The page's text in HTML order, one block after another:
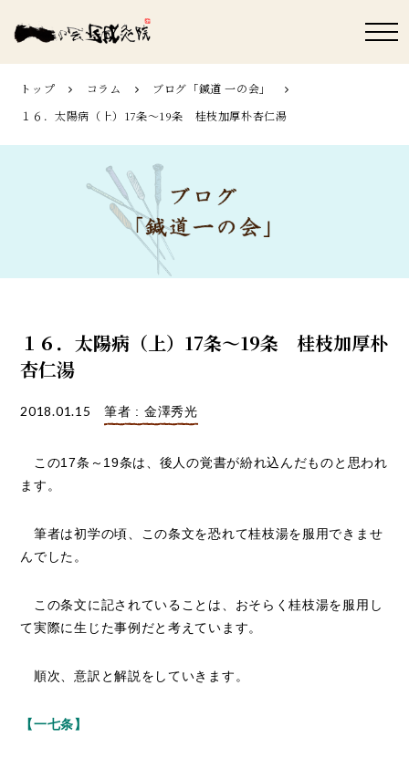
トップ コラム
ブログ「鍼道 ⼀の会」
１６．太陽病（上）17条～19条 桂枝加厚朴杏仁湯
１６．太陽病（上）17条～19条 桂枝加厚朴
杏仁湯
2018.01.15 筆者 : 金澤秀光
この17条～19条は、後人の覚書が紛れ込んだものと思われ
ます。
筆者は初学の頃、この条文を恐れて桂枝湯を服用できませ
んでした。
この条文に記されていることは、おそらく桂枝湯を服用し
て実際に生じた事例だと考えています。
順次、意訳と解説をしていきます。
【一七条】